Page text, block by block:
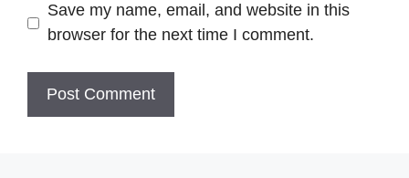
Save my name, email, and website in this
browser for the next time I comment.